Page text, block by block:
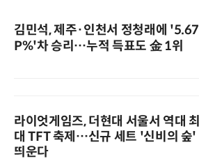
김민석, 제주·인천서 정청래에 '5.67
P%'차 승리…누적 득표도 金 1위
라이엇게임즈, 더현대 서울서 역대 최
대 TFT 축제…신규 세트 '신비의 숲'
띄운다